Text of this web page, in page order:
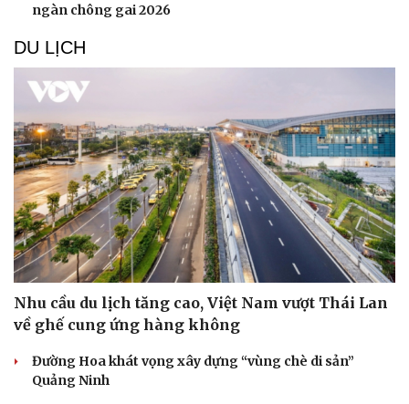
Văn hóa
Sân khấu - Điện ảnh
Văn học
Di sản
Giải trí
Nghệ sĩ
Thời trang
ngàn chông gai 2026
DU LỊCH
Nhu cầu du lịch tăng cao, Việt Nam vượt Thái Lan
về ghế cung ứng hàng không
Đường Hoa khát vọng xây dựng “vùng chè di sản”
Quảng Ninh